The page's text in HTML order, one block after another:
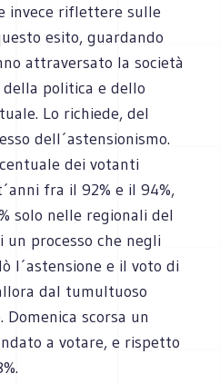
invece riflettere sulle
esito, guardando
attraversato la società
politica e dello
Lo richiede, del
dell´astensionismo.
dei votanti
fra il 92% e il 94%,
solo nelle regionali del
un processo che negli
l´astensione e il voto di
dal tumultuoso
scorsa un
a votare, e rispetto